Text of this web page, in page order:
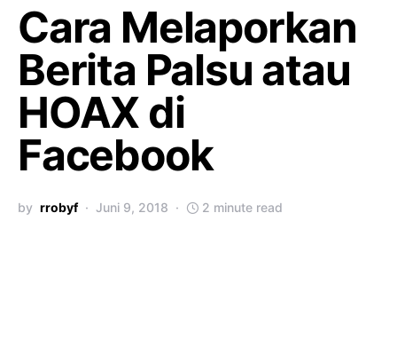
Cara Melaporkan
Berita Palsu atau
HOAX di
Facebook
by rrobyf Juni 9, 2018 2 minute read